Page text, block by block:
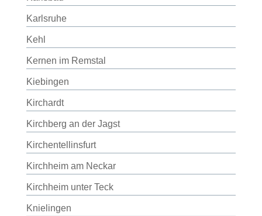
Karlsruhe
Kehl
Kernen im Remstal
Kiebingen
Kirchardt
Kirchberg an der Jagst
Kirchentellinsfurt
Kirchheim am Neckar
Kirchheim unter Teck
Knielingen